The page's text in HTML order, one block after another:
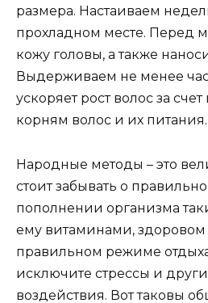
размера. Настаиваем
прохладном месте. Перед
кожу головы, а также
Выдерживаем не менее
ускоряет рост волос за
корням волос и их питания.
Народные методы – это
стоит забывать о
пополнении организма
ему витаминами, здоровом
правильном режиме
исключите стрессы и
воздействия. Вот таковы